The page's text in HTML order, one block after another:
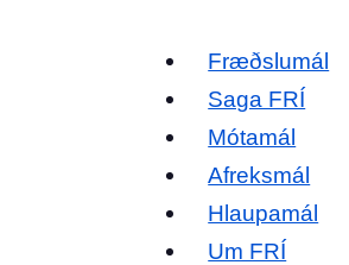
Fræðslumál
Saga FRÍ
Mótamál
Afreksmál
Hlaupamál
Um FRÍ